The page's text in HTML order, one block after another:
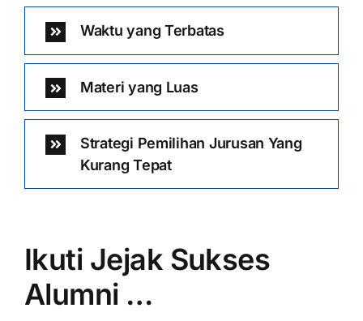
Waktu yang Terbatas
Materi yang Luas
Strategi Pemilihan Jurusan Yang
Kurang Tepat
Ikuti Jejak Sukses
Alumni …